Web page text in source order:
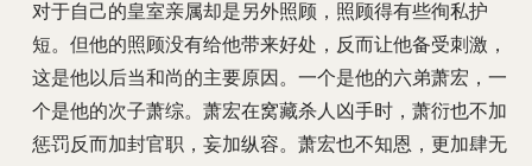
对于自己的皇室亲属却是另外照顾，照顾得有些徇私护
短。但他的照顾没有给他带来好处，反而让他备受刺激，
这是他以后当和尚的主要原因。一个是他的六弟萧宏，一
个是他的次子萧综。萧宏在窝藏杀人凶手时，萧衍也不加
惩罚反而加封官职，妄加纵容。萧宏也不知恩，更加肆无